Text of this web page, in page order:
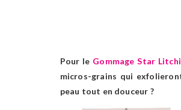
Pour le Gommage Star Litchi
micros-grains qui
peau tout en douceur ?